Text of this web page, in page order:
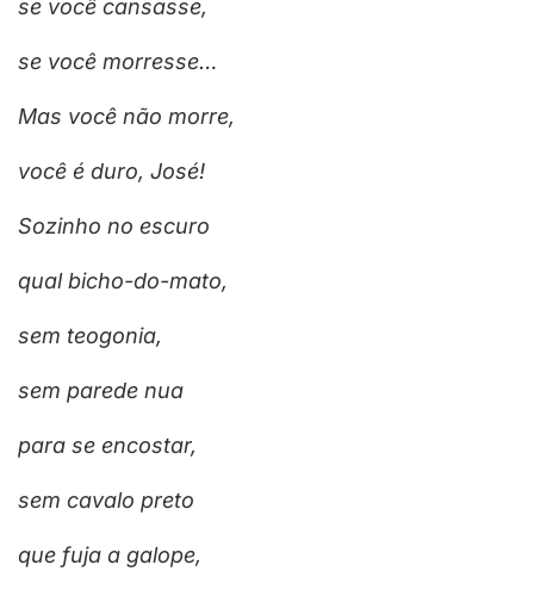
se você cansasse,
se você morresse…
Mas você não morre,
você é duro, José!
Sozinho no escuro
qual bicho-do-mato,
sem teogonia,
sem parede nua
para se encostar,
sem cavalo preto
que fuja a galope,